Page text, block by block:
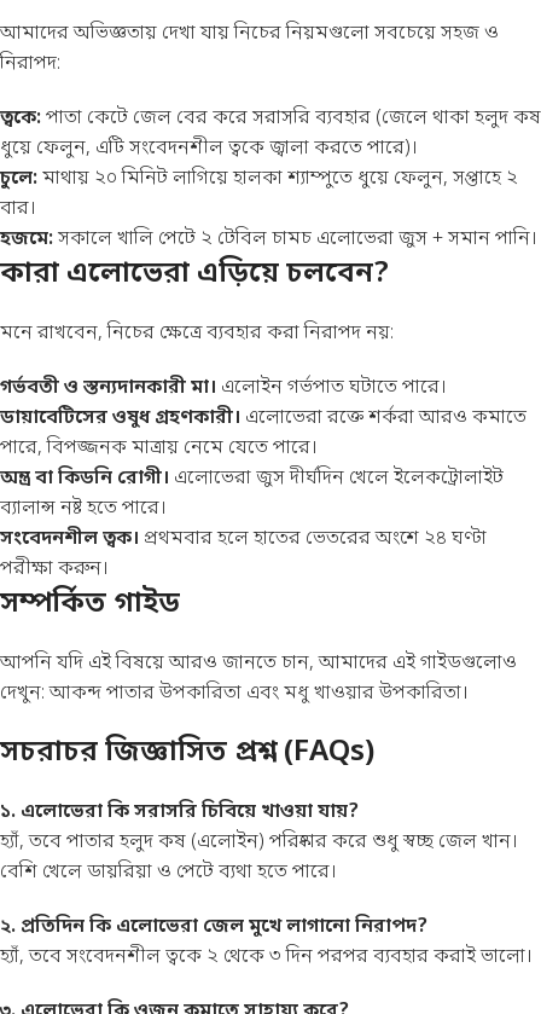
আমাদের অভিজ্ঞতায় দেখা যায় নিচের নিয়মগুলো সবচেয়ে সহজ ও
নিরাপদ:
ত্বকে:পাতা কেটে জেল বের করে সরাসরি ব্যবহার (জেলে থাকা হলুদ কষ
ধুয়ে ফেলুন, এটি সংবেদনশীল ত্বকে জ্বালা করতে পারে)।
চুলে:মাথায় ২০ মিনিট লাগিয়ে হালকা শ্যাম্পুতে ধুয়ে ফেলুন, সপ্তাহে ২
বার।
হজমে:সকালে খালি পেটে ২ টেবিল চামচ এলোভেরা জুস + সমান পানি।
কারা এলোভেরা এড়িয়ে চলবেন?
মনে রাখবেন, নিচের ক্ষেত্রে ব্যবহার করা নিরাপদ নয়:
গর্ভবতী ও স্তন্যদানকারী মা। এলোইন গর্ভপাত ঘটাতে পারে।
ডায়াবেটিসের ওষুধ গ্রহণকারী। এলোভেরা রক্তে শর্করা আরও কমাতে
পারে, বিপজ্জনক মাত্রায় নেমে যেতে পারে।
অন্ত্র বা কিডনি রোগী। এলোভেরা জুস দীর্ঘদিন খেলে ইলেকট্রোলাইট
ব্যালান্স নষ্ট হতে পারে।
সংবেদনশীল ত্বক। প্রথমবার হলে হাতের ভেতরের অংশে ২৪ ঘণ্টা
পরীক্ষা করুন।
সম্পর্কিত গাইড
আপনি যদি এই বিষয়ে আরও জানতে চান, আমাদের এই গাইডগুলোও
দেখুন:আকন্দ পাতার উপকারিতা এবংমধু খাওয়ার উপকারিতা।
সচরাচর জিজ্ঞাসিত প্রশ্ন (FAQs)
১. এলোভেরা কি সরাসরি চিবিয়ে খাওয়া যায়?
হ্যাঁ, তবে পাতার হলুদ কষ (এলোইন) পরিষ্কার করে শুধু স্বচ্ছ জেল খান।
বেশি খেলে ডায়রিয়া ও পেটে ব্যথা হতে পারে।
২. প্রতিদিন কি এলোভেরা জেল মুখে লাগানো নিরাপদ?
হ্যাঁ, তবে সংবেদনশীল ত্বকে ২ থেকে ৩ দিন পরপর ব্যবহার করাই ভালো।